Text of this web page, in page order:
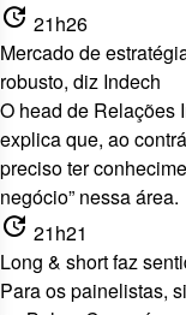
update 21h26
Mercado de
robusto, diz Indech
O head de Relações
explica que, ao
preciso ter
negócio” nessa área.
update 21h21
Long & short faz
Para os painelistas,